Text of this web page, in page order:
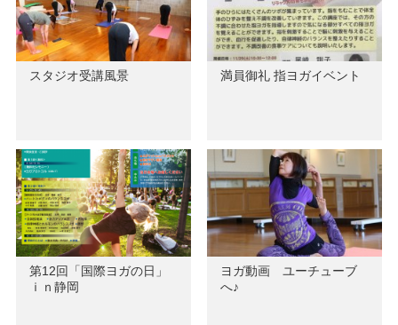
スタジオ受講風景 満員御礼 指ヨガイベント
第12回「国際ヨガの日」
ｉｎ静岡
ヨガ動画 ユーチューブ
へ♪